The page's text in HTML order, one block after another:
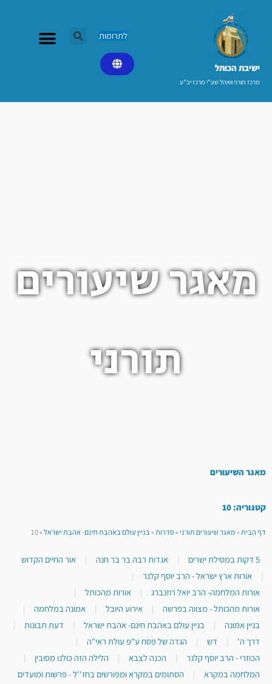
ישיבת הכותל​
מרכז תורני וואהל שע"י מרכז יב"ע
לתרומות
מאגר שיעורים
תורני
מאגר השיעורים
קטגוריה: 10
דף הבית»מאגר שיעורים תורני»סדרות»בניין עולם באהבת חינם- אהבת ישראל»
10
5 דקות במסילת ישרים | אגדות רבה בר בר חנה |
אור החיים הקדוש
|
אורות ארץ ישראל - הרב יוסף קלנר
|
אורות המלחמה- הרב יואל רוזנברג
| אורות מהכותל
|
אורות מהכותל - מצווה בפרשה
| אירוע היובל | אמונה במלחמה
|
בניין אמונה
| בניין עולם באהבת חינם- אהבת ישראל | דעת תבונות
|
דרך ה'
| דש | הגדה של פסח ע"פ עולת ראי"ה
|
הכוזרי - הרב יוסף קלנר
| הכנה לצבא | הלילה הזה כולנו מסובין
|
המלחמה במקרא
|
הסתומים במקרא ומפורשים בחז''ל - פרשות ומועדים